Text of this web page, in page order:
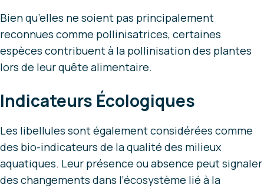
Bien qu’elles ne soient pas principalement
reconnues comme pollinisatrices, certaines
espèces contribuent à la pollinisation des plantes
lors de leur quête alimentaire.
Indicateurs Écologiques
Les libellules sont également considérées comme
des bio-indicateurs de la qualité des milieux
aquatiques. Leur présence ou absence peut signaler
des changements dans l’écosystème lié à la